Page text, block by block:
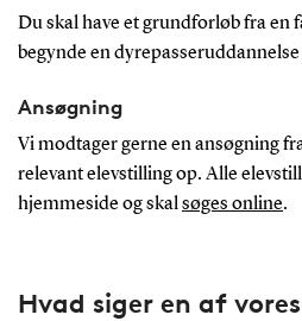
Du skal have et grundforløb fra en
begynde en dyrepasseruddannelse
Ansøgning
Vi modtager gerne en ansøgning
relevant elevstilling op. Alle
hjemmeside og skalsøges online.
Hvad siger en af